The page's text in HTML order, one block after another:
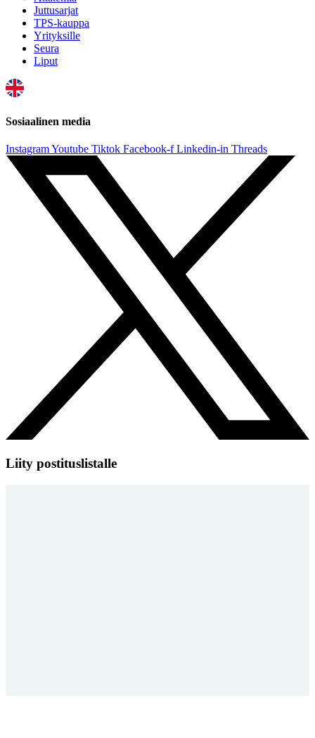
Juttusarjat
TPS-kauppa
Yrityksille
Seura
Liput
Sosiaalinen media
InstagramYoutube Tiktok Facebook-f Linkedin-in Threads
Liity postituslistalle